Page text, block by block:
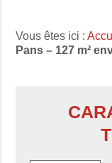
Vous êtes ici :
Pans – 127 m²